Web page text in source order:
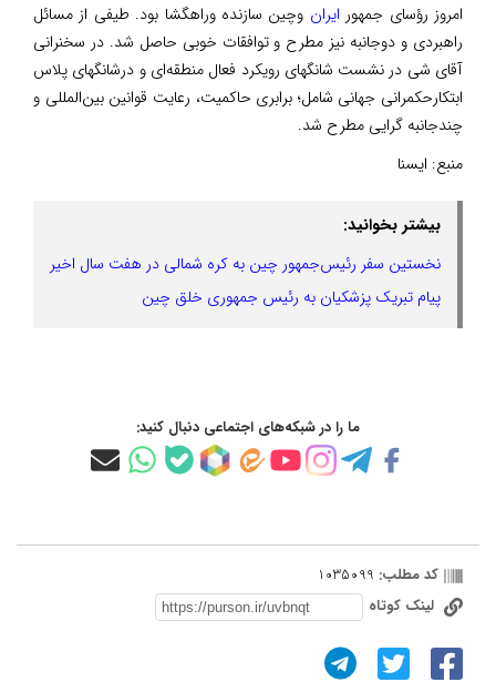
امروز رؤسای جمهور ایران وچین سازنده وراهگشا بود. طیفی از مسائل
راهبردی و دوجانبه نیز مطرح و توافقات خوبی حاصل شد. در سخنرانی
آقای شی در نشست شانگهای رویکرد فعال منطقه‌ای و درشانگهای پلاس
ابتکارحکمرانی جهانی شامل؛ برابری حاکمیت، رعایت قوانین بین‌المللی و
چندجانبه گرایی مطرح شد.
منبع: ایسنا
بیشتر بخوانید:
نخستین سفر رئیس‌جمهور چین به کره شمالی در هفت سال اخیر
پیام تبریک پزشکیان به رئیس جمهوری خلق چین
ما را در شبکه‌های اجتماعی دنبال کنید:
کد مطلب: 1035099
لینک کوتاه